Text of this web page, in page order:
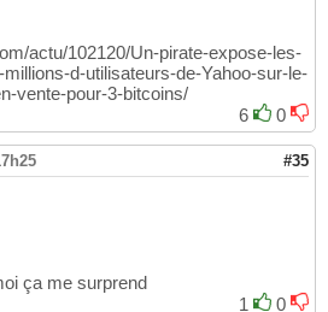
actu/102120/Un-pirate-expose-les-
d-utilisateurs-de-Yahoo-sur-le-
vente-pour-3-bitcoins/
6
0
#35
ça me surprend
1
0